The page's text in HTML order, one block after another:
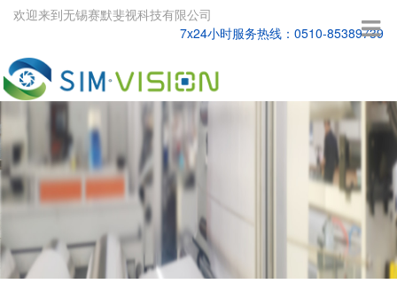
欢迎来到无锡赛默斐视科技有限公司
7x24小时服务热线：0510-85389739